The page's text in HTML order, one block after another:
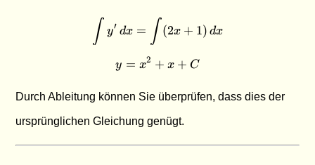
\int y' \, dx = \int (2x +
∫ y′ dx = ∫ (2x + 1) dx
y = x^2 + x + C
y = x2 + x + C
Durch Ableitung können Sie überprüfen, dass dies der
ursprünglichen Gleichung genügt.